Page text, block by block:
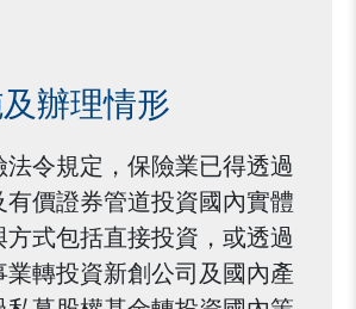
辦理情形
法令規定，保險業已得透過
有價證券管道投資國內實體
方式包括直接投資，或透過
業轉投資新創公司及國內產